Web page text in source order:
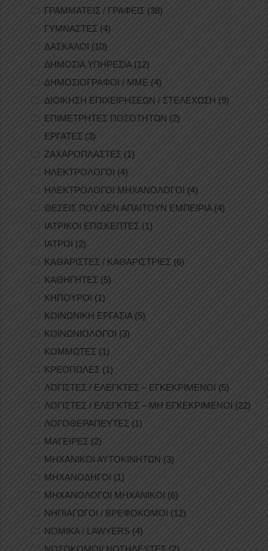
ΓΡΑΜΜΑΤΕΙΣ / ΓΡΑΦΕΙΣ (38)
ΓΥΜΝΑΣΤΕΣ (4)
ΔΑΣΚΑΛΟΙ (10)
ΔΗΜΟΣΙΑ ΥΠΗΡΕΣΙΑ (12)
ΔΗΜΟΣΙΟΓΡΑΦΟΙ / ΜΜΕ (4)
ΔΙΟΙΚΗΣΗ ΕΠΙΧΕΙΡΗΣΕΩΝ / ΣΤΕΛΕΧΩΣΗ (9)
ΕΠΙΜΕΤΡΗΤΕΣ ΠΟΣΟΤΗΤΩΝ (2)
ΕΡΓΑΤΕΣ (3)
ΖΑΧΑΡΟΠΛΑΣΤΕΣ (1)
ΗΛΕΚΤΡΟΛΟΓΟΙ (4)
ΗΛΕΚΤΡΟΛΟΓΟΙ ΜΗΧΑΝΟΛΟΓΟΙ (4)
ΘΕΣΕΙΣ ΠΟΥ ΔΕΝ ΑΠΑΙΤΟΥΝ ΕΜΠΕΙΡΙΑ(4)
ΙΑΤΡΙΚΟΙ ΕΠΙΣΚΕΠΤΕΣ (1)
ΙΑΤΡΟΙ (2)
ΚΑΘΑΡΙΣΤΕΣ / ΚΑΘΑΡΙΣΤΡΙΕΣ (6)
ΚΑΘΗΓΗΤΕΣ (5)
ΚΗΠΟΥΡΟΙ (1)
ΚΟΙΝΩΝΙΚΗ ΕΡΓΑΣΙΑ (5)
ΚΟΙΝΩΝΙΟΛΟΓΟΙ (3)
ΚΟΜΜΩΤΕΣ (1)
ΚΡΕΟΠΩΛΕΣ (1)
ΛΟΓΙΣΤΕΣ / ΕΛΕΓΚΤΕΣ – ΕΓΚΕΚΡΙΜΕΝΟΙ (5)
ΛΟΓΙΣΤΕΣ / ΕΛΕΓΚΤΕΣ – ΜΗ ΕΓΚΕΚΡΙΜΕΝΟΙ (22)
ΛΟΓΟΘΕΡΑΠΕΥΤΕΣ (1)
ΜΑΓΕΙΡΕΣ (2)
ΜΗΧΑΝΙΚΟΙ ΑΥΤΟΚΙΝΗΤΩΝ (3)
ΜΗΧΑΝΟΔΗΓΟΙ (1)
ΜΗΧΑΝΟΛΟΓΟΙ ΜΗΧΑΝΙΚΟΙ (6)
ΝΗΠΙΑΓΩΓΟΙ / ΒΡΕΦΟΚΟΜΟΙ (12)
ΝΟΜΙΚΑ / LAWYERS (4)
ΝΟΣΟΚΟΜΟΙ/ ΝΟΣΗΛΕΥΤΕΣ (2)